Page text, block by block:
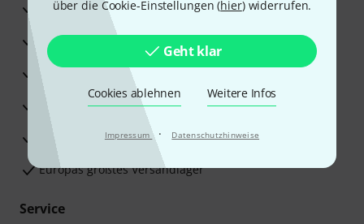
über die Cookie-Einstellungen (hier) widerrufen.
Geht klar
Cookies ablehnen Weitere Infos
Impressum · Datenschutzhinweise
3 Jahre Thomann Garantie
30 Tage Money-Back-Garantie
Reparaturservice
Beratung durch Fachexperten
Zufriedenheitsgarantie
Europas größtes Versandlager
Service